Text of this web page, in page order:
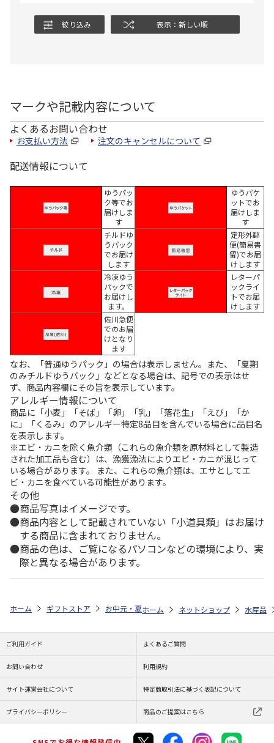
絞り込み 表示：新しい順
マークや記載内容について
よくあるお問い合わせ
お支払い方法 注文のキャンセルについて
配送情報について
ゆうパッ
ク等でお
届けしま
す
ゆうパケ
ットでお
届けしま
す
チルドゆ
うパック
でお届け
します
定形外郵
便(簡易書
留)でお届
けします
冷凍ゆう
パックで
お届けし
ます。
レターパ
ックライ
トでお届
けします
佐川急便
でのお届
けとなり
ます
なお、「普通ゆうパック」の場合は表示しません。また、「夏期
のみチルドゆうパック」などとなる場合は、記号での表示はせ
ず、商品内容欄にその旨を表示しています。
アレルギー情報について
商品に「小麦」「そば」「卵」「乳」「落花生」「えび」「か
に」「くるみ」のアレルギー特定8品目を含んでいる場合に品目名
を表示します。
※エビ・カニを除く魚介類（これらの魚介類を原材料として製造
された加工品も含む）は、漁獲漁法によりエビ・カニが混じって
いる場合があります。 また、これらの魚介類は、エサとしてエ
ビ・カニを食べている可能性があります。
その他
商品写真はイメージです。
商品内容として記載されていない「小道具類」はお届け
する商品に含まれておりません。
商品の色は、ご覧になるパソコンなどの環境により、実
際と異なる場合があります。
ホーム ギフトストア お中元・夏ギフト特集 2026 ゆうゆうギフト
ホーム ネットショップ 水産品
ご利用ガイド よくあるご質問
お問い合わせ 利用規約
サイト運営会社について 特定商取引法に基づく表記について
プライバシーポリシー 商品のご提案はこちら